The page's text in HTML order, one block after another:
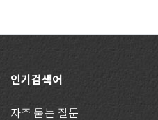
인기검색어
자주 묻는 질문